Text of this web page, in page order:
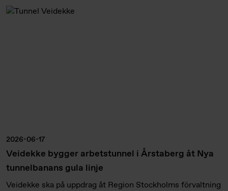
2026-06-17
Veidekke bygger arbetstunnel i Årstaberg åt Nya
tunnelbanans gula linje
Veidekke ska på uppdrag åt Region Stockholms förvaltning